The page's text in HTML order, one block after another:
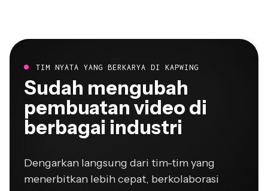
Sudah mengubah
pembuatan video di
berbagai industri
menerbitkan lebih cepat, berkolaborasi
lebih baik, dan selalu selangkah lebih maju.